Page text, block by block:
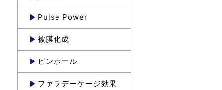
Pulse Power
被膜化成
ピンホール
ファラデーケージ効果